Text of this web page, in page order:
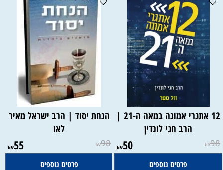
12 אתגרי אמונה במאה ה-21 |
הרב חגי לונדין
₪98
₪50
פרטים נוספים
הנחת יסוד | הרב ישראל מאיר
לאו
₪98
₪55
פרטים נוספים